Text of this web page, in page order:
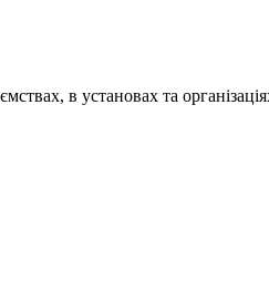
в установах та